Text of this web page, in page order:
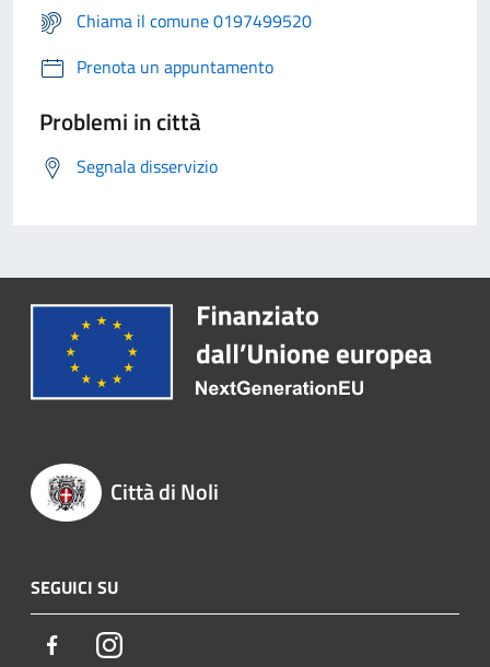
Chiama il comune 0197499520
Prenota un appuntamento
Problemi in città
Segnala disservizio
Città di Noli
SEGUICI SU
FacebookInstagram